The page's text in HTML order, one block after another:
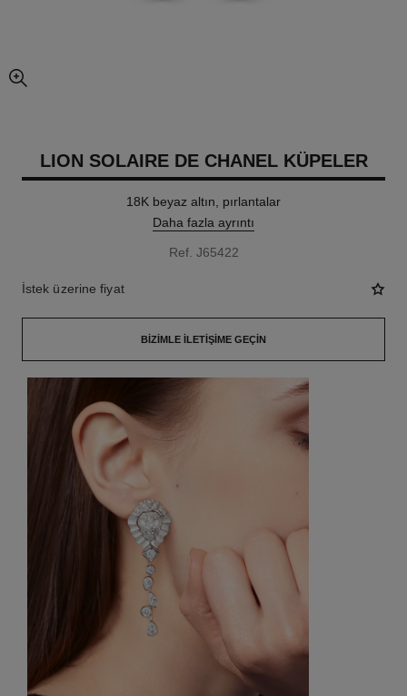
resmin büyütülmüş görünümü
LION SOLAIRE DE CHANEL KÜPELER
18K beyaz altın, pırlantalar
Daha fazla ayrıntı
Ref. J65422
İstek üzerine fiyat
BIZIMLE İLETIŞIME GEÇIN